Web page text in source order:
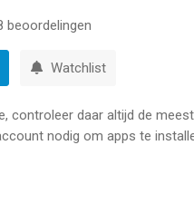
beoordelingen
Watchlist
controleer daar altijd de
nodig om apps te
inzicht en opties?